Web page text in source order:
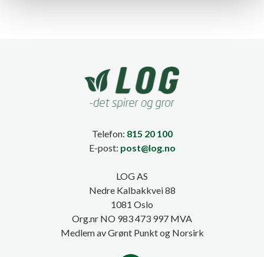
Telefon: 815 20 100
E-post: post@log.no
LOG AS
Nedre Kalbakkvei 88
1081 Oslo
Org.nr NO 983 473 997 MVA
Medlem av Grønt Punkt og Norsirk